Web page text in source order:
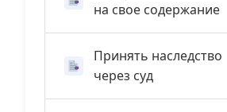
на свое содержание
Принять наследство
через суд